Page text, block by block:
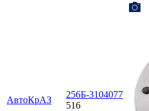
АвтоКрАЗ
256Б-3104077
516